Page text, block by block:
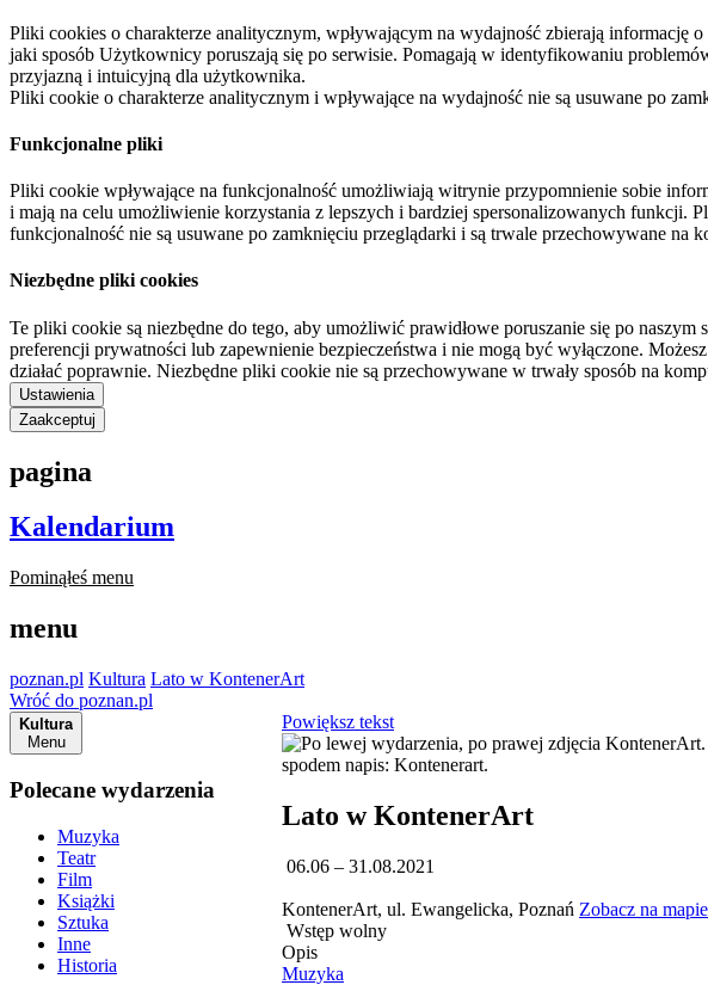
Pliki cookies o charakterze analitycznym, wpływającym na wydajność zbierają informację
jaki sposób Użytkownicy poruszają się po serwisie. Pomagają w identyfikowaniu
przyjazną i intuicyjną dla użytkownika.
Pliki cookie o charakterze analitycznym i wpływające na wydajność nie są usuwane po
Funkcjonalne pliki
Pliki cookie wpływające na funkcjonalność umożliwiają witrynie przypomnienie sobie
i mają na celu umożliwienie korzystania z lepszych i bardziej spersonalizowanych
funkcjonalność nie są usuwane po zamknięciu przeglądarki i są trwale przechowywane na
Niezbędne pliki cookies
Te pliki cookie są niezbędne do tego, aby umożliwić prawidłowe poruszanie się po
preferencji prywatności lub zapewnienie bezpieczeństwa i nie mogą być wyłączone.
działać poprawnie. Niezbędne pliki cookie nie są przechowywane w trwały sposób na
Ustawienia
Zaakceptuj
pagina
Kalendarium
Pominąłeś menu
menu
poznan.pl Kultura Lato w KontenerArt
Wróć do poznan.pl
Kultura
Menu
Polecane wydarzenia
Muzyka
Teatr
Film
Książki
Sztuka
Inne
Historia
Powiększ tekst
Lato w KontenerArt
06.06 – 31.08.2021
KontenerArt, ul. Ewangelicka, Poznań Zobacz na mapie
Wstęp wolny
Opis
Muzyka